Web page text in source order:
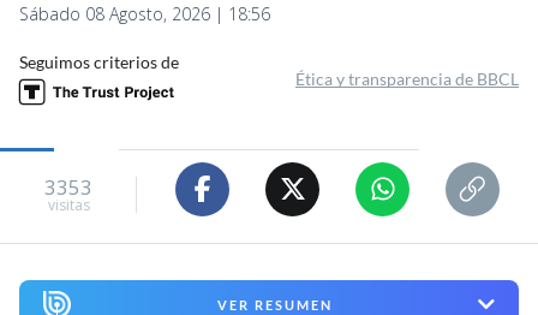
Sábado 08 Agosto, 2026 | 18:56
Seguimos criterios de
Ética y transparencia de BBCL
3353
visitas
VER RESUMEN